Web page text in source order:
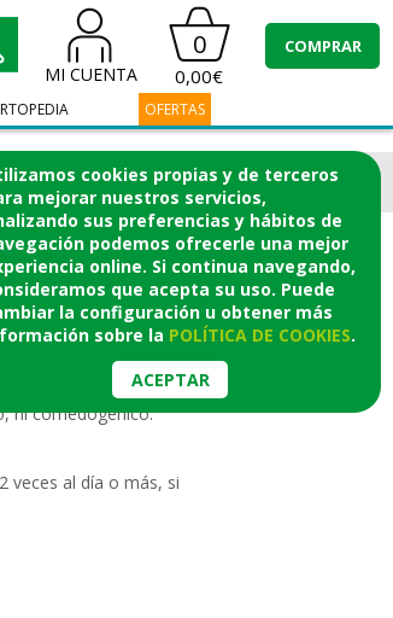
cookies propias y de terceros
mejorar nuestros servicios,
sus preferencias y hábitos de
podemos ofrecerle una mejor
online. Si continua navegando,
que acepta su uso. Puede
la configuración u obtener más
sobre la POLÍTICA DE COOKIES.
ACEPTAR
MI CUENTA
0
0,00€
COMPRAR
OFERTAS
libre.
ni comedogénico.
veces al día o más, si